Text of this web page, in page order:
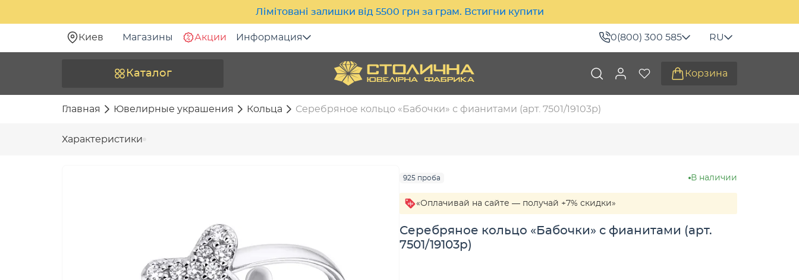
Лімітовані залишки від 5500 грн за грам. Встигни купити
Киев Магазины Акции Информация 0(800) 300 585 RU
Каталог Корзина
Главная Ювелирные украшения Кольца Серебряное кольцо «Бабочки» с фианитами (арт. 7501/19103р)
Характеристики
925 проба В наличии
«Оплачивай на сайте — получай +7% скидки»
Серебряное кольцо «Бабочки» с фианитами (арт.
7501/19103р)